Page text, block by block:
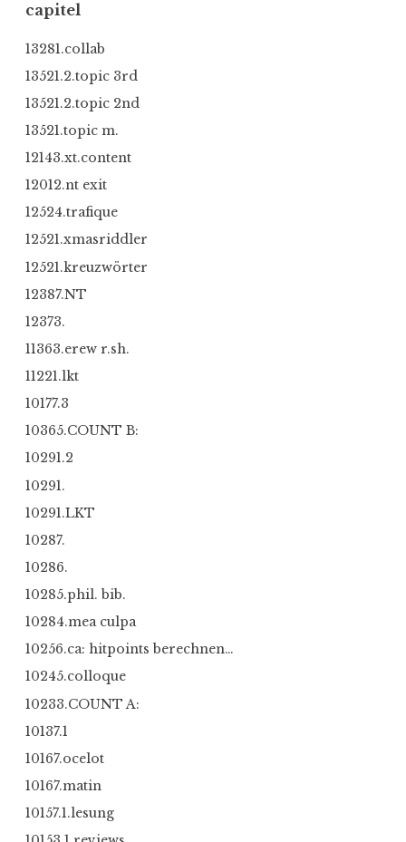
capitel
13281.collab
13521.2.topic 3rd
13521.2.topic 2nd
13521.topic m.
12143.xt.content
12012.nt exit
12524.trafique
12521.xmasriddler
12521.kreuzwörter
12387.NT
12373.
11363.erew r.sh.
11221.lkt
10177.3
10365.COUNT B:
10291.2
10291.
10291.LKT
10287.
10286.
10285.phil. bib.
10284.mea culpa
10256.ca: hitpoints berechnen…
10245.colloque
10233.COUNT A:
10137.1
10167.ocelot
10167.matin
10157.1.lesung